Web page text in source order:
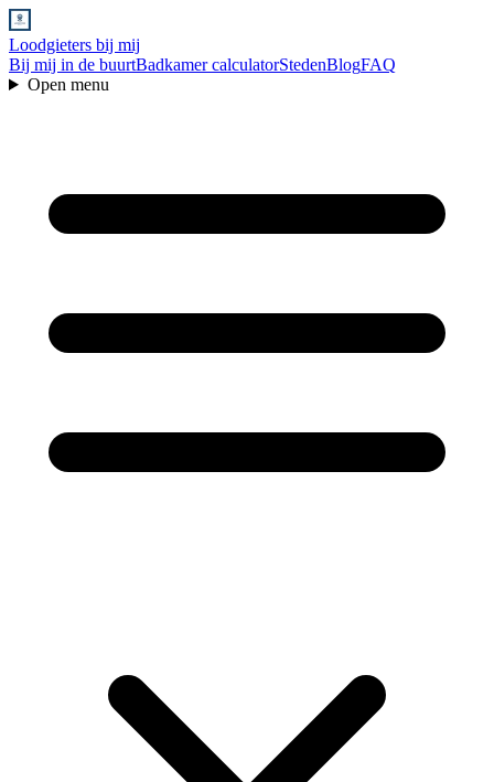
Loodgieters bij mij
Bij mij in de buurtBadkamer calculatorStedenBlogFAQ
Open menu